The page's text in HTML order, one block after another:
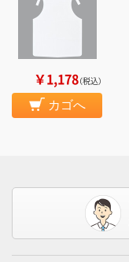
￥1,178（税込）
カゴへ